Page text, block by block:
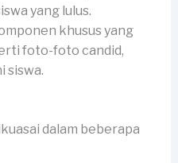
yang lulus.
khusus yang
foto-foto candid,
siswa.
dalam beberapa